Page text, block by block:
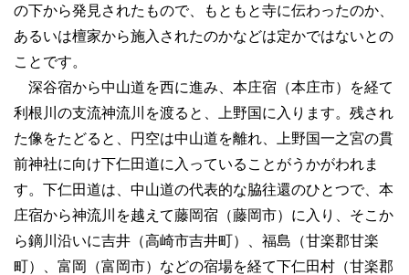
の下から発見されたもので、もともと寺に伝わったのか、
あるいは檀家から施入されたのかなどは定かではないとの
ことです。
深谷宿から中山道を西に進み、本庄宿（本庄市）を経て
利根川の支流神流川を渡ると、上野国に入ります。残され
た像をたどると、円空は中山道を離れ、上野国一之宮の貫
前神社に向け下仁田道に入っていることがうかがわれま
す。下仁田道は、中山道の代表的な脇往還のひとつで、本
庄宿から神流川を越えて藤岡宿（藤岡市）に入り、そこか
ら鏑川沿いに吉井（高崎市吉井町）、福島（甘楽郡甘楽
町）、富岡（富岡市）などの宿場を経て下仁田村（甘楽郡